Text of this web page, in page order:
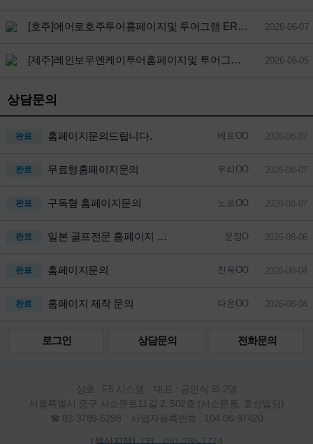
[호주]에어로호주투어홈페이지및 투어그램 ERP 계약 2026-06-07
[제주]레인보우엔케이투어홈페이지및 투어그램 ERP 계약 2026-06-05
상담문의
완료 홈페이지문의드립니다. 베트OO 2026-08-07
완료 무료형홈페이지문의 우리OO 2026-08-07
완료 구독형 홈페이지문의 노르OO 2026-08-07
완료 일본 골프전문 홈페이지 제작 문정O 2026-08-06
완료 홈페이지문의 천옥OO 2026-08-04
완료 홈페이지 제작 문의 다온OO 2026-08-04
로그인 상담문의 전화문의
상호 : F5 시스템 대표 : 공인식 외 2명
서울특별시 중구 서소문로11길 2, 502호 (서소문동, 호성빌딩)
☎ 02-3789-5298 사업자등록번호 : 104-06-97420
[부산지점] TEL : 051-265-7774